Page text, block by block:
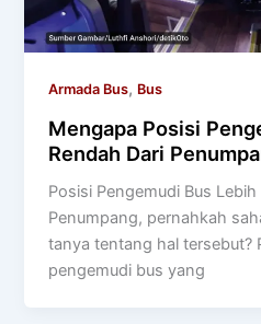
Armada Bus, Bus
Mengapa Posisi
Rendah Dari
Posisi Pengemudi Bus Lebih
Penumpang, pernahkah
tanya tentang hal tersebut?
pengemudi bus yang